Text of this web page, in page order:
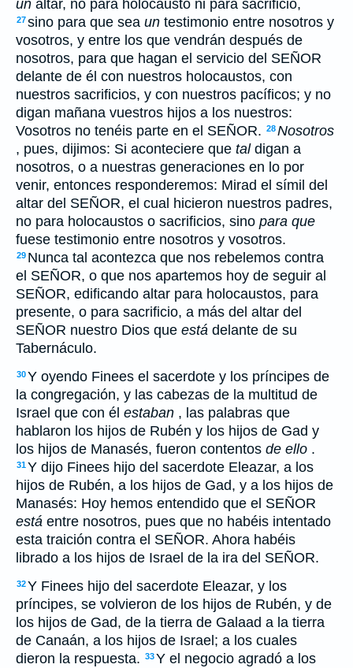
un altar, no para holocausto ni para sacrificio,
27sino para que sea un testimonio entre nosotros y
vosotros, y entre los que vendrán después de
nosotros, para que hagan el servicio del SEÑOR
delante de él con nuestros holocaustos, con
nuestros sacrificios, y con nuestros pacíficos; y no
digan mañana vuestros hijos a los nuestros:
Vosotros no tenéis parte en el SEÑOR. 28Nosotros
, pues, dijimos: Si aconteciere que taldigan a
nosotros, o a nuestras generaciones en lo por
venir, entonces responderemos: Mirad el símil del
altar del SEÑOR, el cual hicieron nuestros padres,
no para holocaustos o sacrificios, sino para que
fuese testimonio entre nosotros y vosotros.
29 Nunca tal acontezca que nos rebelemos contra
el SEÑOR, o que nos apartemos hoy de seguir al
SEÑOR, edificando altar para holocaustos, para
presente, o para sacrificio, a más del altar del
SEÑOR nuestro Dios que está delante de su
Tabernáculo.
30Y oyendo Finees el sacerdote y los príncipes de
la congregación, y las cabezas de la multitud de
Israel que con él estaban , las palabras que
hablaron los hijos de Rubén y los hijos de Gad y
los hijos de Manasés, fueron contentos de ello .
31Y dijo Finees hijo del sacerdote Eleazar, a los
hijos de Rubén, a los hijos de Gad, y a los hijos de
Manasés: Hoy hemos entendido que el SEÑOR
está entre nosotros, pues que no habéis intentado
esta traición contra el SEÑOR. Ahora habéis
librado a los hijos de Israel de la ira del SEÑOR.
32Y Finees hijo del sacerdote Eleazar, y los
príncipes, se volvieron de los hijos de Rubén, y de
los hijos de Gad, de la tierra de Galaad a la tierra
de Canaán, a los hijos de Israel; a los cuales
dieron la respuesta. 33Y el negocio agradó a los